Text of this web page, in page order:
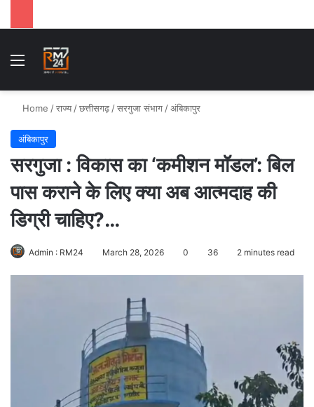
Menu
Home /राज्य /छत्तीसगढ़ /सरगुजा संभाग /अंबिकापुर
अंबिकापुर
सरगुजा : विकास का ‘कमीशन मॉडल’: बिल
पास कराने के लिए क्या अब आत्मदाह की
डिग्री चाहिए?…
Admin : RM24 March 28, 2026 0 36 2 minutes read